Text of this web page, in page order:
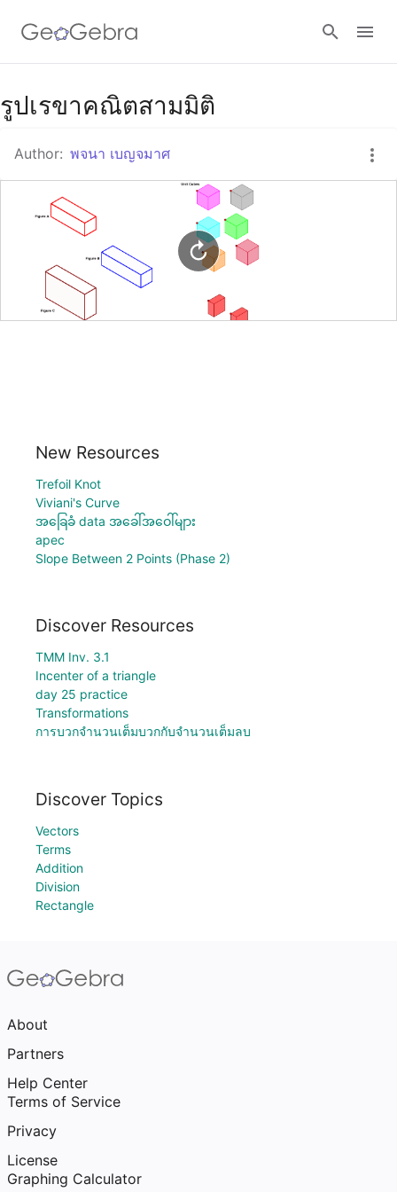
Google Classroom
GeoGebra Classroom
Sign in
รูปเรขาคณิตสามมิติ
Author: พจนา เบญจมาศ
New Resources
Trefoil Knot
Viviani's Curve
အခြေခံ data အခေါ်အဝေါ်များ
apec
Slope Between 2 Points (Phase 2)
Discover Resources
TMM Inv. 3.1
Incenter of a triangle
day 25 practice
Transformations
การบวกจำนวนเต็มบวกกับจำนวนเต็มลบ
Discover Topics
Vectors
Terms
Addition
Division
Rectangle
About
Partners
Help Center
Terms of Service
Privacy
License
Graphing Calculator